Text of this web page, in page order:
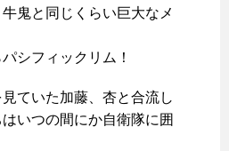
鬼と同じくらい巨大なメ
シフィックリム！
ていた加藤、杏と合流し
いつの間にか自衛隊に囲